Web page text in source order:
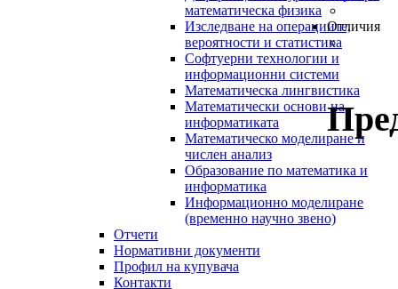
математическа физика
Изследване на операциите,
вероятности и статистика
Софтуерни технологии и
информационни системи
Математическа лингвистика
Математически основи на
информатиката
Математическо моделиране и
числен анализ
Образование по математика и
информатика
Информационно моделиране
(временно научно звено)
Отчети
Нормативни документи
Профил на купувача
Контакти
Отличия